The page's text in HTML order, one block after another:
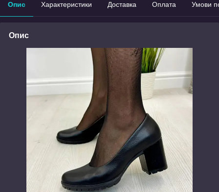
Опис Характеристики Доставка Оплата Умови
Опис